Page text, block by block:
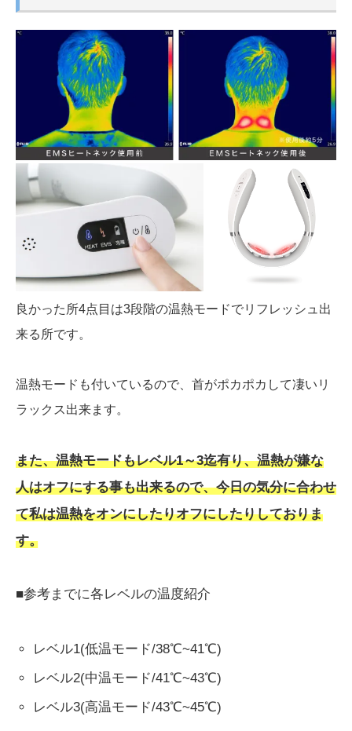
良かった所4点目は3段階の温熱モードでリフレッシュ出
来る所です。
温熱モードも付いているので、首がポカポカして凄いリ
ラックス出来ます。
また、温熱モードもレベル1～3迄有り、温熱が嫌な
人はオフにする事も出来るので、今日の気分に合わせ
て私は温熱をオンにしたりオフにしたりしておりま
す。
■参考までに各レベルの温度紹介
レベル1(低温モード/38℃~41℃)
レベル2(中温モード/41℃~43℃)
レベル3(高温モード/43℃~45℃)